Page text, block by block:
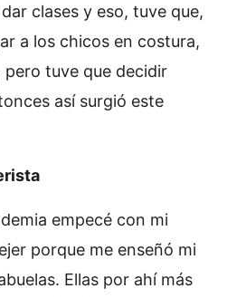
clases y eso, tuve que,
a los chicos en costura,
tuve que decidir
así surgió este
empecé con mi
porque me enseñó mi
Ellas por ahí más